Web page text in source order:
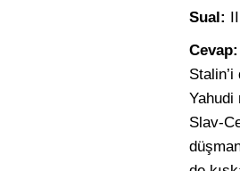
Sual:
Cevap:
Yahudi
Slav-